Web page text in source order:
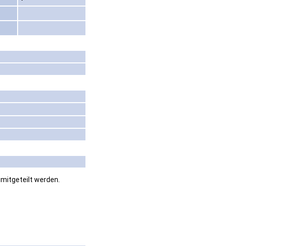
mitgeteilt werden.